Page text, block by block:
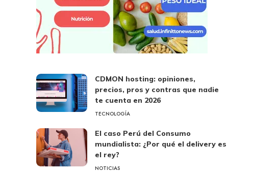
CDMON hosting: opiniones,
precios, pros y contras que nadie
te cuenta en 2026
TECNOLOGÍA
El caso Perú del Consumo
mundialista: ¿Por qué el delivery es
el rey?
NOTICIAS